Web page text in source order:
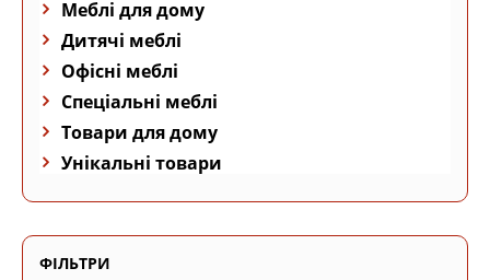
Меблі для дому
Дитячі меблі
Офісні меблі
Спеціальні меблі
Товари для дому
Унікальні товари
ФІЛЬТРИ